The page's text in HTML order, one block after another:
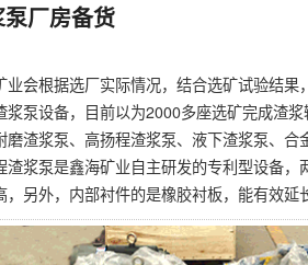
厂房备货
业会根据选厂实际情况，结合选矿试验结
浆泵设备，目前以为2000多座选矿完成渣
磨渣浆泵、高扬程渣浆泵、液下渣浆泵、
渣浆泵是鑫海矿业自主研发的专利型设备
，另外，内部衬件的是橡胶衬板，能有效延